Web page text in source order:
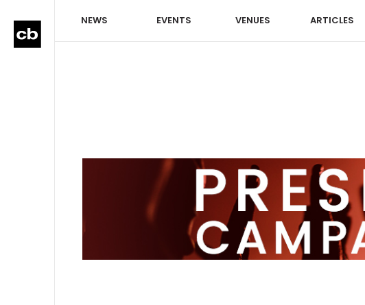
NEWS EVENTS VENUES ARTICLES